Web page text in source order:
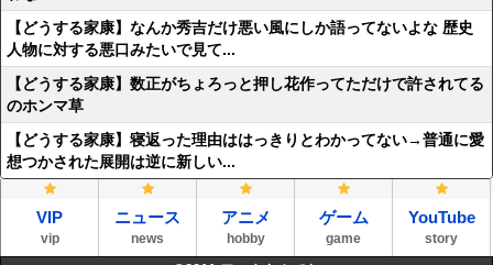
【どうする家康】なんか秀吉だけ悪い風にしか語ってないよな 歴史
人物に対する悪口みたいで見て...
【どうする家康】数正がちょろっと押し花作ってただけで許されてる
のホンマ草
【どうする家康】寝返った理由ははっきりとわかってない→普通に愛
想つかされた展開は逆に新しい...
VIP
vip
ニュース
news
アニメ
hobby
ゲーム
game
YouTube
story